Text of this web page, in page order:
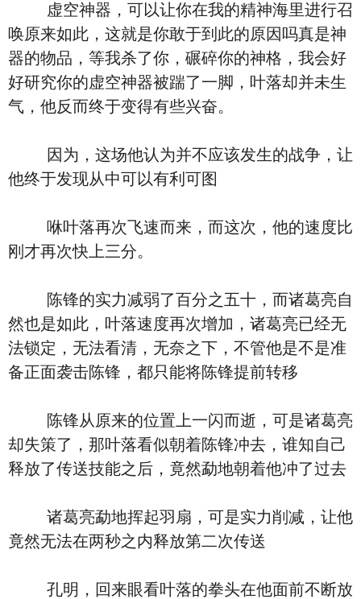
虚空神器，可以让你在我的精神海里进行召
唤原来如此，这就是你敢于到此的原因吗真是神
器的物品，等我杀了你，碾碎你的神格，我会好
好研究你的虚空神器被踹了一脚，叶落却并未生
气，他反而终于变得有些兴奋。
因为，这场他认为并不应该发生的战争，让
他终于发现从中可以有利可图
咻叶落再次飞速而来，而这次，他的速度比
刚才再次快上三分。
陈锋的实力减弱了百分之五十，而诸葛亮自
然也是如此，叶落速度再次增加，诸葛亮已经无
法锁定，无法看清，无奈之下，不管他是不是准
备正面袭击陈锋，都只能将陈锋提前转移
陈锋从原来的位置上一闪而逝，可是诸葛亮
却失策了，那叶落看似朝着陈锋冲去，谁知自己
释放了传送技能之后，竟然勐地朝着他冲了过去
诸葛亮勐地挥起羽扇，可是实力削减，让他
竟然无法在两秒之内释放第二次传送
孔明，回来眼看叶落的拳头在他面前不断放